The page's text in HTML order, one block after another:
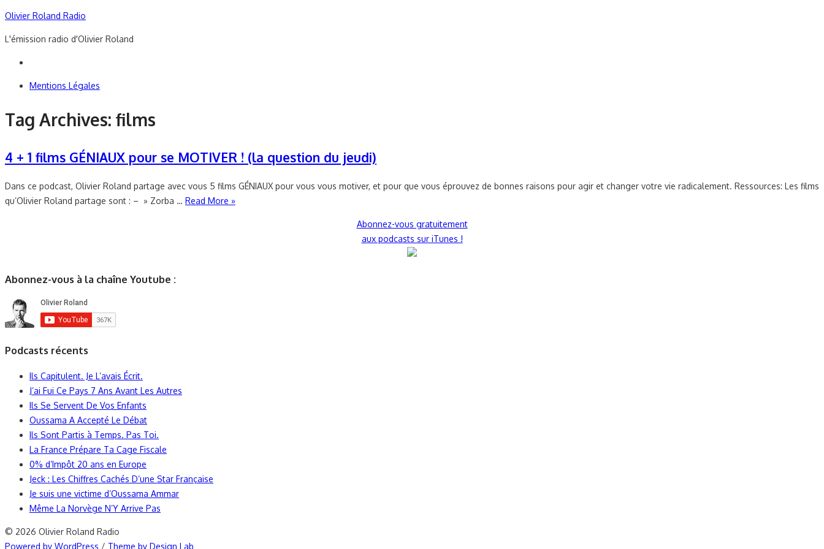
Skip
content
Olivier Roland Radio
L'émission radio d'Olivier Roland
Mentions Légales
Tag Archives: films
4 + 1 films GÉNIAUX pour se MOTIVER ! (la question du jeudi)
Dans ce podcast, Olivier Roland partage avec vous 5 films GÉNIAUX pour vous vous motiver, et pour que vous éprouvez de bonnes raisons pour agir et changer votre vie radicalement. Ressources: Les films
qu’Olivier Roland partage sont : – » Zorba … Read More »
Abonnez-vous gratuitement
aux podcasts sur iTunes !
Abonnez-vous à la chaîne Youtube :
Podcasts récents
Ils Capitulent. Je L’avais Écrit.
J’ai Fui Ce Pays 7 Ans Avant Les Autres
Ils Se Servent De Vos Enfants
Oussama A Accepté Le Débat
Ils Sont Partis à Temps. Pas Toi.
La France Prépare Ta Cage Fiscale
0% d’Impôt 20 ans en Europe
Jeck : Les Chiffres Cachés D’une Star Française
Je suis une victime d’Oussama Ammar
Même La Norvège N’Y Arrive Pas
© 2026 Olivier Roland Radio
Powered by WordPress / Theme by Design Lab